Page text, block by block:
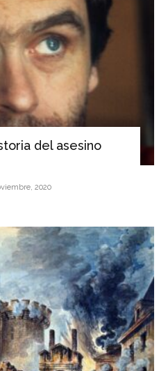
del asesino
2020